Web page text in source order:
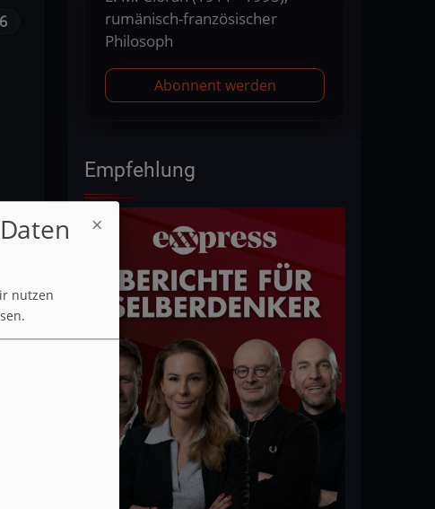
6
rumänisch-französischer
Philosoph
Abonnent werden
Empfehlung
nutzen